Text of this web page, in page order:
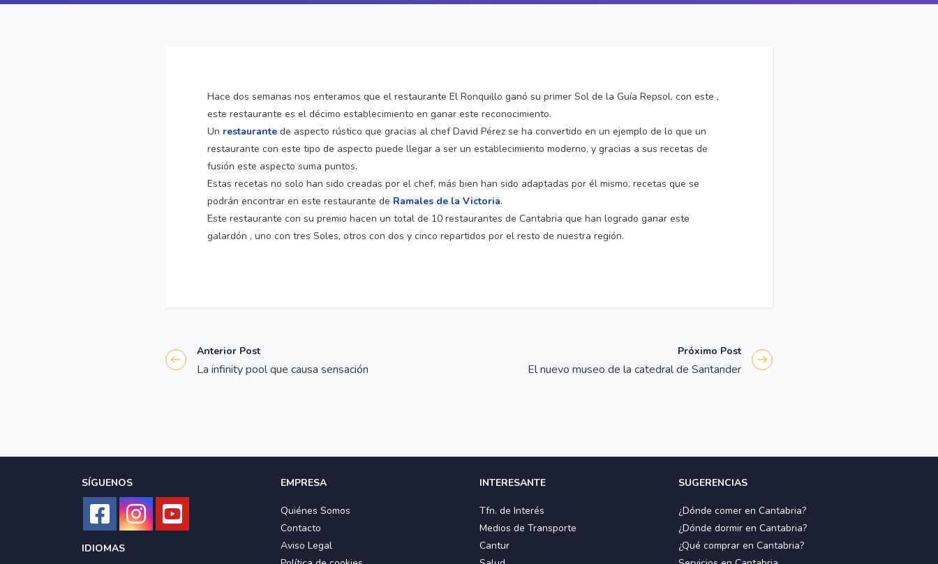
Hace dos semanas nos enteramos que el restaurante El Ronquillo ganó su primer Sol de la Guía Repsol, con este ,
este restaurante es el décimo establecimiento en ganar este reconocimiento.
Un restaurante de aspecto rústico que gracias al chef David Pérez se ha convertido en un ejemplo de lo que un
restaurante con este tipo de aspecto puede llegar a ser un establecimiento moderno, y gracias a sus recetas de
fusión este aspecto suma puntos.
Estas recetas no solo han sido creadas por el chef, más bien han sido adaptadas por él mismo, recetas que se
podrán encontrar en este restaurante de Ramales de la Victoria.
Este restaurante con su premio hacen un total de 10 restaurantes de Cantabria que han logrado ganar este
galardón , uno con tres Soles, otros con dos y cinco repartidos por el resto de nuestra región.
Anterior Post
La infinity pool que causa sensación
Próximo Post
El nuevo museo de la catedral de Santander
SÍGUENOS
IDIOMAS
EMPRESA
Quiénes Somos
Contacto
Aviso Legal
INTERESANTE
Tfn. de Interés
Medios de Transporte
Cantur
SUGERENCIAS
¿Dónde comer en Cantabria?
¿Dónde dormir en Cantabria?
¿Qué comprar en Cantabria?